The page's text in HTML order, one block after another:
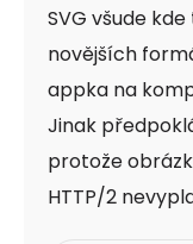
SVG všude
novějších
appka na
Jinak
protože
HTTP/2